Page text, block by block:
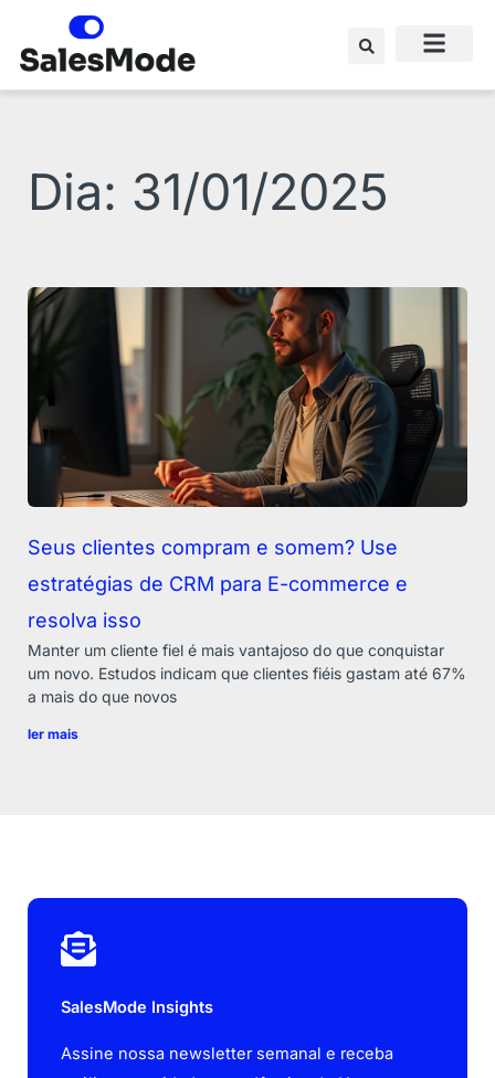
para
Dia: 31/01/2025
Seus clientes compram e somem? Use
estratégias de CRM para E-commerce e
resolva isso
Manter um cliente fiel é mais vantajoso do que conquistar
um novo. Estudos indicam que clientes fiéis gastam até 67%
a mais do que novos
ler mais
SalesMode Insights
Assine nossa newsletter semanal e receba